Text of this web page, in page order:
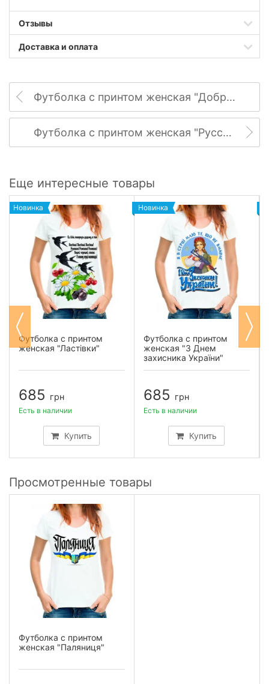
Отзывы
Доставка и оплата
Футболка с принтом женская "Доброго вечора, ми з України"
Футболка с принтом женская "Русский военный корабль иди на х...й"
Еще интересные товары
Новинка
Футболка с принтом
женская "Ластівки"
685 грн
Купить
Есть в наличии
Новинка
Футболка с принтом
женская "З Днем
захисника України"
685 грн
Купить
Есть в наличии
Просмотренные товары
Футболка с принтом
женская "Паляниця"